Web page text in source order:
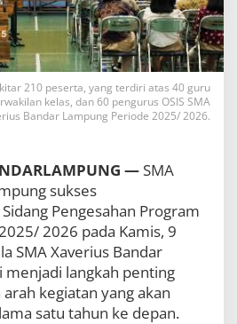
r
j
a
O
S
I
S
A
v
e
r
u
s
B
210 peserta, yang terdiri atas 40 guru
kelas, dan 60 pengurus OSIS SMA
Bandar Lampung Periode 2025/ 2026.
— SMA
sukses
Pengesahan Program
2026 pada Kamis, 9
SMA Xaverius Bandar
menjadi langkah penting
kegiatan yang akan
satu tahun ke depan.